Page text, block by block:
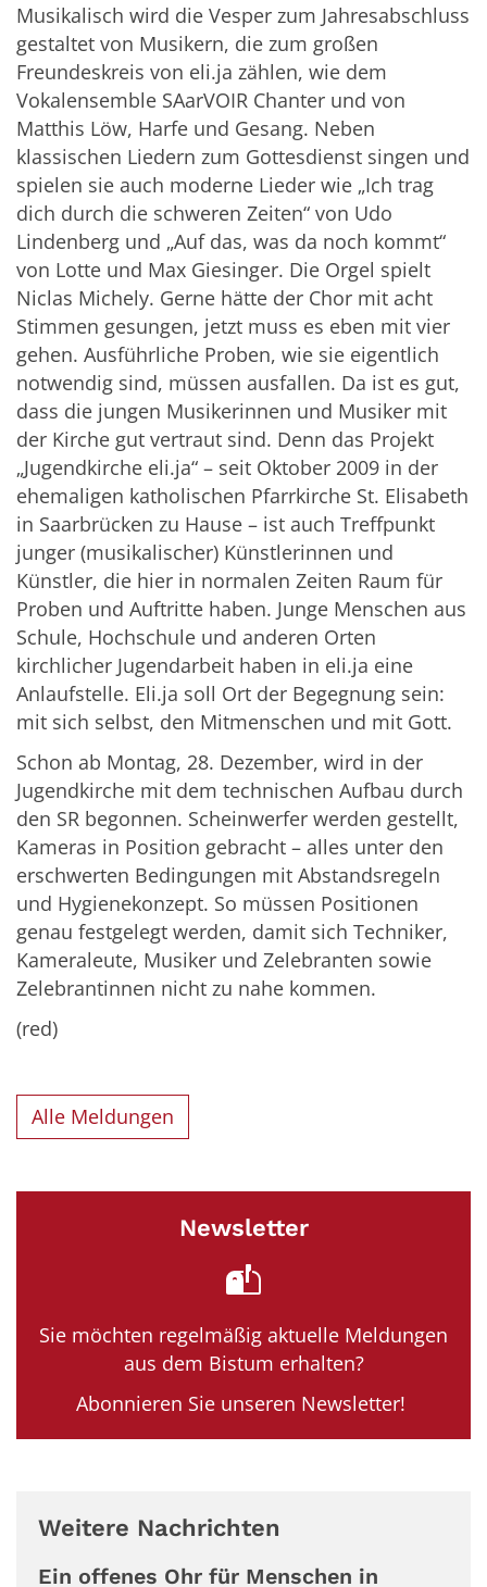
Musikalisch wird die Vesper zum Jahresabschluss
gestaltet von Musikern, die zum großen
Freundeskreis von eli.ja zählen, wie dem
Vokalensemble SAarVOIR Chanter und von
Matthis Löw, Harfe und Gesang. Neben
klassischen Liedern zum Gottesdienst singen und
spielen sie auch moderne Lieder wie „Ich trag
dich durch die schweren Zeiten“ von Udo
Lindenberg und „Auf das, was da noch kommt“
von Lotte und Max Giesinger. Die Orgel spielt
Niclas Michely. Gerne hätte der Chor mit acht
Stimmen gesungen, jetzt muss es eben mit vier
gehen. Ausführliche Proben, wie sie eigentlich
notwendig sind, müssen ausfallen. Da ist es gut,
dass die jungen Musikerinnen und Musiker mit
der Kirche gut vertraut sind. Denn das Projekt
„Jugendkirche eli.ja“ – seit Oktober 2009 in der
ehemaligen katholischen Pfarrkirche St. Elisabeth
in Saarbrücken zu Hause – ist auch Treffpunkt
junger (musikalischer) Künstlerinnen und
Künstler, die hier in normalen Zeiten Raum für
Proben und Auftritte haben. Junge Menschen aus
Schule, Hochschule und anderen Orten
kirchlicher Jugendarbeit haben in eli.ja eine
Anlaufstelle. Eli.ja soll Ort der Begegnung sein:
mit sich selbst, den Mitmenschen und mit Gott.
Schon ab Montag, 28. Dezember, wird in der
Jugendkirche mit dem technischen Aufbau durch
den SR begonnen. Scheinwerfer werden gestellt,
Kameras in Position gebracht – alles unter den
erschwerten Bedingungen mit Abstandsregeln
und Hygienekonzept. So müssen Positionen
genau festgelegt werden, damit sich Techniker,
Kameraleute, Musiker und Zelebranten sowie
Zelebrantinnen nicht zu nahe kommen.
(red)
Alle Meldungen
Newsletter
Sie möchten regelmäßig aktuelle Meldungen
aus dem Bistum erhalten?
Abonnieren Sie unseren Newsletter!
Weitere Nachrichten
Ein offenes Ohr für Menschen in